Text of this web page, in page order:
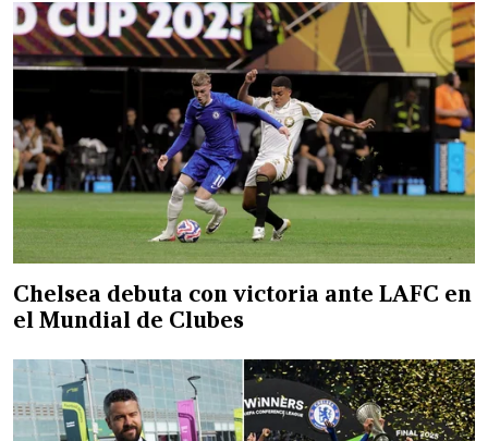
Chelsea debuta con victoria ante LAFC en
el Mundial de Clubes